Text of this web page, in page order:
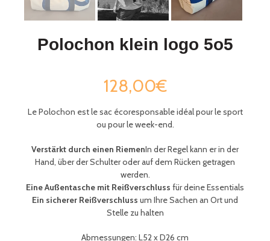
Polochon klein logo 5o5
128,00€
Le Polochon est le sac écoresponsable idéal pour le sport
ou pour le week-end.
Verstärkt durch einen RiemenIn der Regel kann er in der
Hand, über der Schulter oder auf dem Rücken getragen
werden.
Eine Außentasche mit Reißverschluss für deine Essentials
Ein sicherer Reißverschluss um Ihre Sachen an Ort und
Stelle zu halten
Abmessungen: L52 x D26 cm